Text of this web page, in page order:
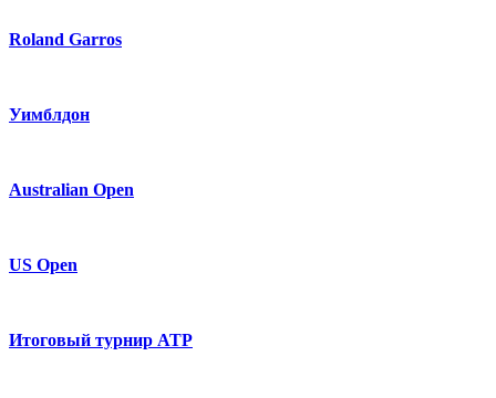
Roland Garros
Уимблдон
Australian Open
US Open
Итоговый турнир ATP